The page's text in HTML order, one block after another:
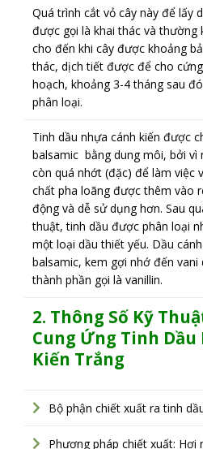
Quá trình cắt vỏ cây này để lấy
được gọi là khai thác và thường
cho đến khi cây được khoảng
thác, dịch tiết được để cho
hoạch, khoảng 3-4 tháng sau
phân loại.
Tinh dầu nhựa cánh kiến được
balsamic bằng dung môi, bởi vì
còn quá nhớt (đặc) để làm việc
chất pha loãng được thêm vào
động và dễ sử dụng hơn. Sau
thuật, tinh dầu được phân loại
một loại dầu thiết yếu. Dầu
balsamic, kem gợi nhớ đến
thành phần gọi là vanillin.
2. Thông Số Kỹ
Cung Ứng Tinh Dầu
Kiến Trắng
Bộ phận chiết xuất ra tinh
Phương pháp chiết xuất: Hơi